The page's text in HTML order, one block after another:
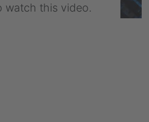
watch this video.